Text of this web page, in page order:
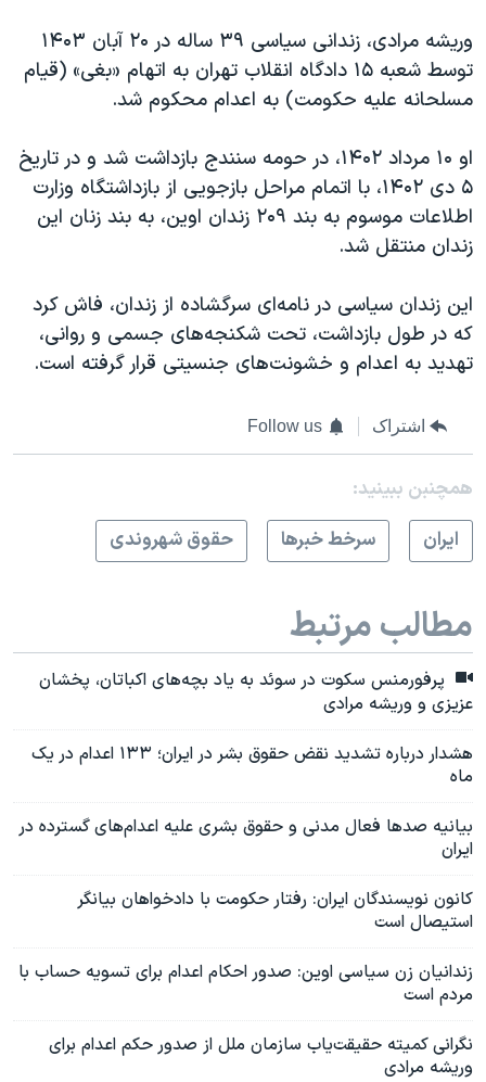
وریشه مرادی، زندانی سیاسی ۳۹ ساله در ۲۰ آبان ۱۴۰۳
توسط شعبه ۱۵ دادگاه انقلاب تهران به اتهام «بغی» (قیام
مسلحانه علیه حکومت) به اعدام محکوم شد.
او ۱۰ مرداد ۱۴۰۲، در حومه سنندج بازداشت شد و در تاریخ
۵ دی ۱۴۰۲، با اتمام مراحل بازجویی از بازداشتگاه وزارت
اطلاعات موسوم به بند ۲۰۹ زندان اوین، به بند زنان این
زندان منتقل شد.
این زندان سیاسی در نامه‌ای سرگشاده از زندان، فاش کرد
که در طول بازداشت، تحت شکنجه‌های جسمی و روانی،
تهدید به اعدام و خشونت‌های جنسیتی قرار گرفته است.
اشتراک Follow us
همچنبن ببینید:
ايران
سرخط خبرها حقوق شهروندی
مطالب مرتبط
پرفورمنس سکوت در سوئد به یاد بچه‌های اکباتان، پخشان
عزیزی و وریشه مرادی
هشدار درباره تشدید نقض حقوق بشر در ایران؛ ۱۳۳ اعدام در یک
ماه
بیانیه صدها فعال مدنی و حقوق بشری علیه اعدام‌های گسترده در
ایران
کانون نویسندگان ایران: رفتار حکومت با دادخواهان بیانگر
استیصال است
زندانیان زن سیاسی اوین: صدور احکام اعدام برای تسویه حساب با
مردم است
نگرانی کمیته حقیقت‌یاب سازمان ملل از صدور حکم اعدام برای
وریشه مرادی